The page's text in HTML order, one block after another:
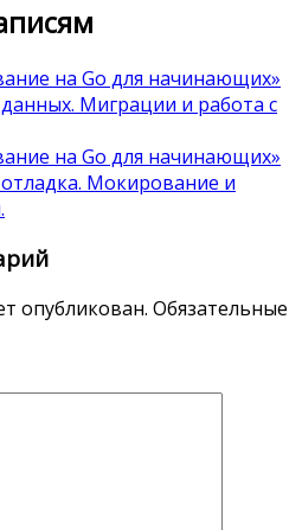
на Go для начинающих»
Миграции и работа с
на Go для начинающих»
Мокирование и
опубликован. Обязательные